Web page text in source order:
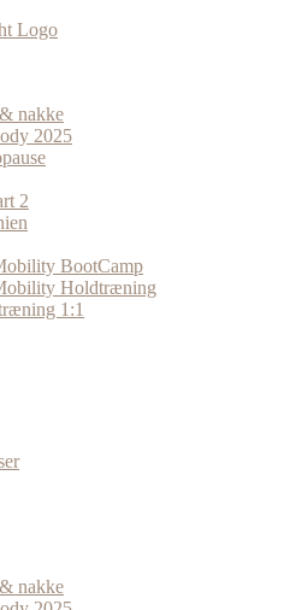
nakke
2025
2
BootCamp
Holdtræning
1:1
nakke